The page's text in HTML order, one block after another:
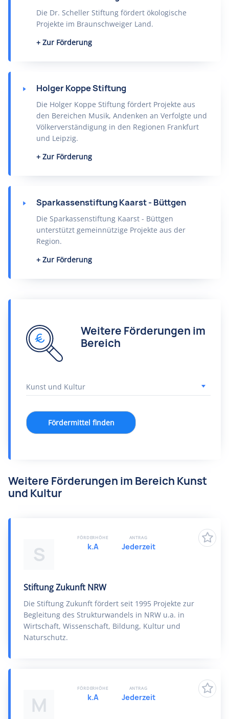
Die Dr. Scheller Stiftung fördert ökologische
Projekte im Braunschweiger Land.
Zur Förderung
Holger Koppe Stiftung
Die Holger Koppe Stiftung fördert Projekte aus
den Bereichen Musik, Andenken an Verfolgte und
Völkerverständigung in den Regionen Frankfurt
und Leipzig.
Zur Förderung
Sparkassenstiftung Kaarst - Büttgen
Die Sparkassenstiftung Kaarst - Büttgen
unterstützt gemeinnützige Projekte aus der
Region.
Zur Förderung
Weitere Förderungen im
Bereich
Fördermittel finden
Weitere Förderungen im Bereich Kunst
und Kultur
S
Stiftung Zukunft NRW
Die Stiftung Zukunft fördert seit 1995 Projekte zur
Begleitung des Strukturwandels in NRW u.a. in
Wirtschaft, Wissenschaft, Bildung, Kultur und
Naturschutz.
FÖRDERHÖHE
k.A
ANTRAG
Jederzeit
M
FÖRDERHÖHE
k.A
ANTRAG
Jederzeit